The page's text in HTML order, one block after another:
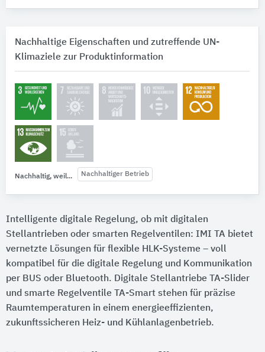
Nachhaltige Eigenschaften und zutreffende UN-
Klimaziele zur Produktinformation
Nachhaltig, weil... Nachhaltiger Betrieb
Intelligente digitale Regelung, ob mit digitalen
Stellantrieben oder smarten Regelventilen: IMI TA bietet
vernetzte Lösungen für flexible HLK-Systeme – voll
kompatibel für die digitale Regelung und Kommunikation
per BUS oder Bluetooth. Digitale Stellantriebe TA-Slider
und smarte Regelventile TA-Smart stehen für präzise
Raumtemperaturen in einem energieeffizienten,
zukunftssicheren Heiz- und Kühlanlagenbetrieb.